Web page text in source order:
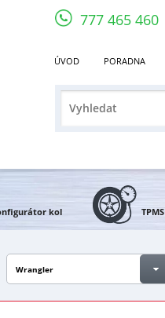
777 465 460
ÚVOD PORADNA
kol TPMS
Wrangler